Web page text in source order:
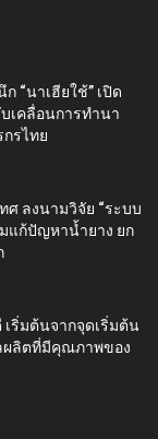
“นาเฮียใช้” เปิด
เคลื่อนการทำนา
รไทย
ศ ลงนามวิจัย “ระบบ
แก้ปัญหาน้ำยาง ยก
ริ่มต้นจากจุดเริ่มต้น
ผลิตที่มีคุณภาพของ